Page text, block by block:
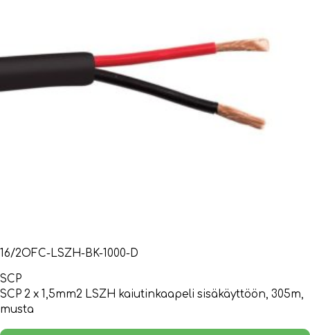
16/2OFC-LSZH-BK-1000-D
SCP
SCP 2 x 1,5mm2 LSZH kaiutinkaapeli sisäkäyttöön, 305m,
musta